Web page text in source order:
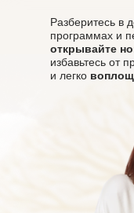
Разберитесь в
программах и
открывайте
избавьтесь от
и легко